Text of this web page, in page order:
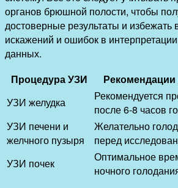
органов брюшной полости, чтобы
достоверные результаты и
искажений и ошибок в
данных.
Процедура УЗИ
УЗИ желудка
Рекомендуется
после 6-8 часов
УЗИ печени и
желчного пузыря
Желательно
перед
УЗИ почек
Оптимальное
ночного